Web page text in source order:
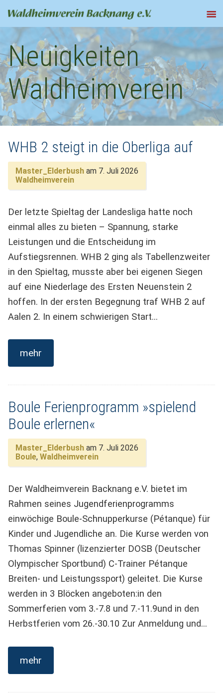
Neuigkeiten
Waldheimverein
WHB 2 steigt in die Oberliga auf
Master_Elderbush am 7. Juli 2026
Waldheimverein
Der letzte Spieltag der Landesliga hatte noch
einmal alles zu bieten – Spannung, starke
Leistungen und die Entscheidung im
Aufstiegsrennen. WHB 2 ging als Tabellenzweiter
in den Spieltag, musste aber bei eigenen Siegen
auf eine Niederlage des Ersten Neuenstein 2
hoffen. In der ersten Begegnung traf WHB 2 auf
Aalen 2. In einem schwierigen Start…
mehr
Boule Ferienprogramm »spielend
Boule erlernen«
Master_Elderbush am 7. Juli 2026
Boule, Waldheimverein
Der Waldheimverein Backnang e.V. bietet im
Rahmen seines Jugendferienprogramms
einwöchige Boule-Schnupperkurse (Pétanque) für
Kinder und Jugendliche an. Die Kurse werden von
Thomas Spinner (lizenzierter DOSB (Deutscher
Olympischer Sportbund) C-Trainer Pétanque
Breiten- und Leistungssport) geleitet. Die Kurse
werden in 3 Blöcken angeboten:in den
Sommerferien vom 3.-7.8 und 7.-11.9und in den
Herbstferien vom 26.-30.10 Zur Anmeldung und…
mehr